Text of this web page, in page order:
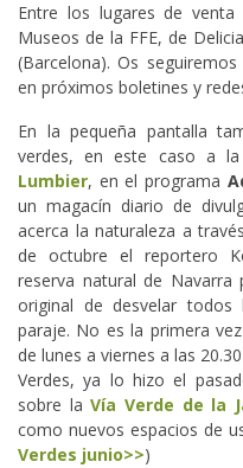
Entre los lugares de
Museos de la FFE, de
(Barcelona). Os
en próximos boletines y
En la pequeña pantalla
verdes, en este caso a la
Lumbier, en el programa
un magacín diario de
acerca la naturaleza a
de octubre el reportero
reserva natural de
original de desvelar
paraje. No es la primera
de lunes a viernes a las
Verdes, ya lo hizo el
sobre laVía Verde de la
como nuevos espacios de
Verdes junio>>)